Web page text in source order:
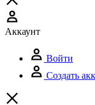
Аккаунт
Войти
Создать